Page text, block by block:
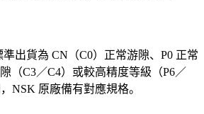
出貨為 CN（C0）正常游隙、P0 正常
（C3／C4）或較高精度等級（P6／
NSK 原廠備有對應規格。